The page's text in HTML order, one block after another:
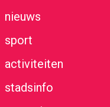
nieuws
sport
activiteiten
stadsinfo